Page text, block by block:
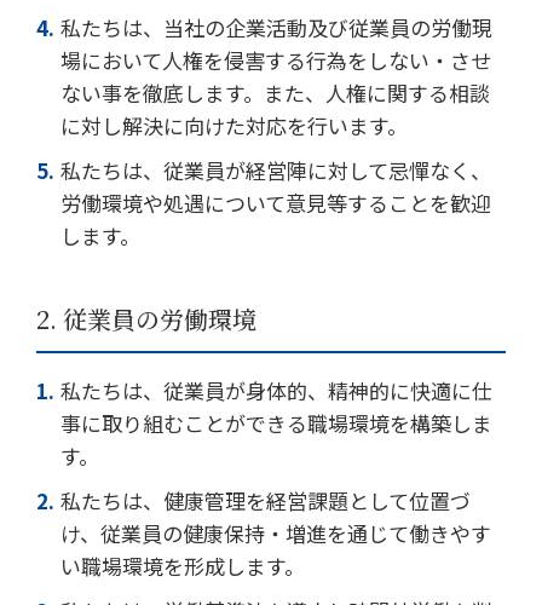
私たちは、当社の企業活動及び従業員の労働現
場において人権を侵害する行為をしない・させ
ない事を徹底します。また、人権に関する相談
に対し解決に向けた対応を行います。
私たちは、従業員が経営陣に対して忌憚なく、
労働環境や処遇について意見等することを歓迎
します。
2. 従業員の労働環境
私たちは、従業員が身体的、精神的に快適に仕
事に取り組むことができる職場環境を構築しま
す。
私たちは、健康管理を経営課題として位置づ
け、従業員の健康保持・増進を通じて働きやす
い職場環境を形成します。